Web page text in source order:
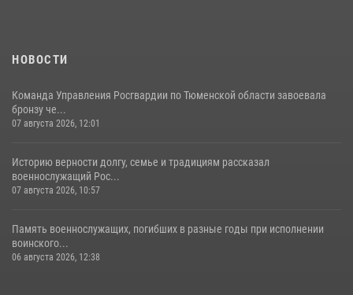
НОВОСТИ
Команда Управления Росгвардии по Тюменской области завоевала
бронзу че...
07 августа 2026, 12:01
Историю верности долгу, семье и традициям рассказал
военнослужащий Рос...
07 августа 2026, 10:57
Память военнослужащих, погибших в разные годы при исполнении
воинского...
06 августа 2026, 12:38